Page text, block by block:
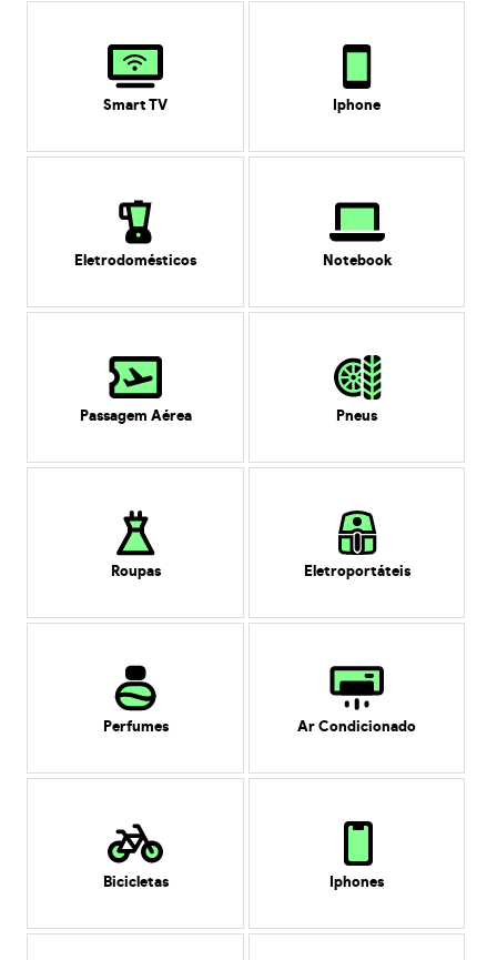
Smart TV Iphone
Eletrodomésticos Notebook
Passagem Aérea Pneus
Roupas Eletroportáteis
Perfumes Ar Condicionado
Bicicletas Iphones